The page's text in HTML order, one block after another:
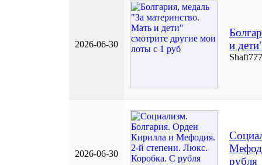
2026-06-30
и
Shaft777
2026-06-30
рубля